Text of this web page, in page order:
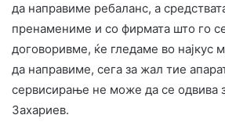
да направиме ребаланс, а
пренамениме и со фирмата што го
договоривме, ќе гледаме во
да направиме, сега за жал тие
сервисирање не може да се одвива
Захариев.